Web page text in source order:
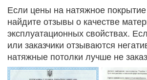
Если цены на натяжное покрытие
найдите отзывы о качестве
эксплуатационных свойствах.
или заказчики отзываются
натяжные потолки лучше не